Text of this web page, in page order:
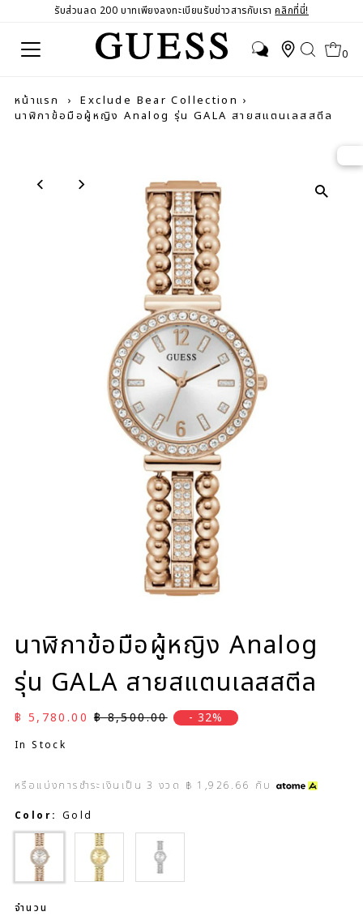
รับส่วนลด 200 บาทเพียงลงทะเบียนรับข่าวสารกับเราคลิกที่นี่!
0
หน้าแรก › Exclude Bear Collection ›
นาฬิกาข้อมือผู้หญิง Analog รุ่น GALA สายสแตนเลสสตีล
นาฬิกาข้อมือผู้หญิง Analog
รุ่น GALA สายสแตนเลสสตีล
ราคาลด
฿ 5,780.00 ราคาปกติ
฿ 8,500.00 - 32%
In Stock
หรือแบ่งการชำระเงินเป็น3 งวด ฿ 1,926.66 กับ
Color: Gold
Gold Silver
จำนวน